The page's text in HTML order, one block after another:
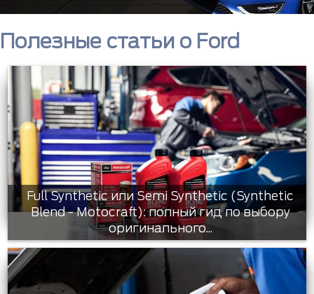
Полезные статьи о Ford
Full Synthetic или Semi Synthetic (Synthetic
Blend - Motocraft): полный гид по выбору
оригинального...